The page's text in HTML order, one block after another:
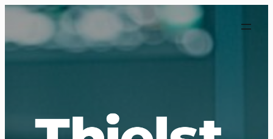
Spring